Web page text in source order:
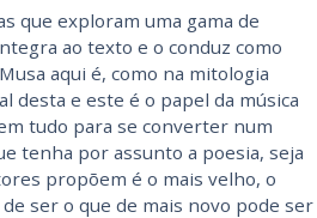
que exploram uma gama de
ao texto e o conduz como
aqui é, como na mitologia
desta e este é o papel da música
tudo para se converter num
tenha por assunto a poesia, seja
propõem é o mais velho, o
ser o que de mais novo pode ser